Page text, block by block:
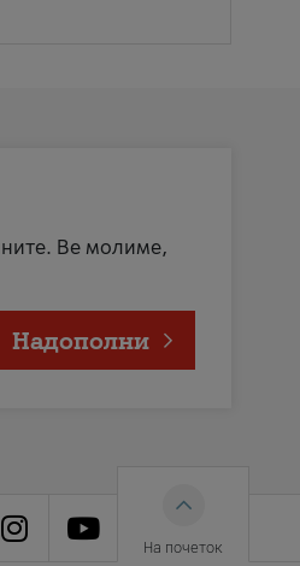
Ве молиме,
Надополни
На почеток